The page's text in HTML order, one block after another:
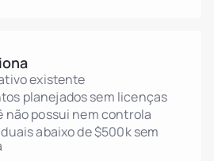
existente
planejados sem licenças
não possui nem controla
abaixo de $500k sem